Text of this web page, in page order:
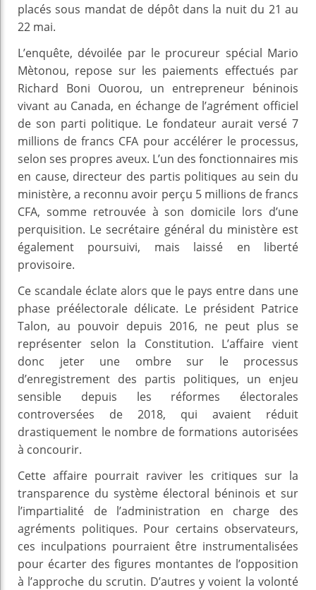
placés sous mandat de dépôt dans la nuit du 21 au
22 mai.
L’enquête, dévoilée par le procureur spécial Mario
Mètonou, repose sur les paiements effectués par
Richard Boni Ouorou, un entrepreneur béninois
vivant au Canada, en échange de l’agrément officiel
de son parti politique. Le fondateur aurait versé 7
millions de francs CFA pour accélérer le processus,
selon ses propres aveux. L’un des fonctionnaires mis
en cause, directeur des partis politiques au sein du
ministère, a reconnu avoir perçu 5 millions de francs
CFA, somme retrouvée à son domicile lors d’une
perquisition. Le secrétaire général du ministère est
également poursuivi, mais laissé en liberté
provisoire.
Ce scandale éclate alors que le pays entre dans une
phase préélectorale délicate. Le président Patrice
Talon, au pouvoir depuis 2016, ne peut plus se
représenter selon la Constitution. L’affaire vient
donc jeter une ombre sur le processus
d’enregistrement des partis politiques, un enjeu
sensible depuis les réformes électorales
controversées de 2018, qui avaient réduit
drastiquement le nombre de formations autorisées
à concourir.
Cette affaire pourrait raviver les critiques sur la
transparence du système électoral béninois et sur
l’impartialité de l’administration en charge des
agréments politiques. Pour certains observateurs,
ces inculpations pourraient être instrumentalisées
pour écarter des figures montantes de l’opposition
à l’approche du scrutin. D’autres y voient la volonté